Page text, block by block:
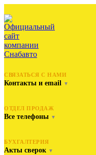
СВЯЗАТЬСЯ С НАМИ
Контакты и email ▼
ОТДЕЛ ПРОДАЖ
Все телефоны ▼
БУХГАЛТЕРИЯ
Акты сверок ▼